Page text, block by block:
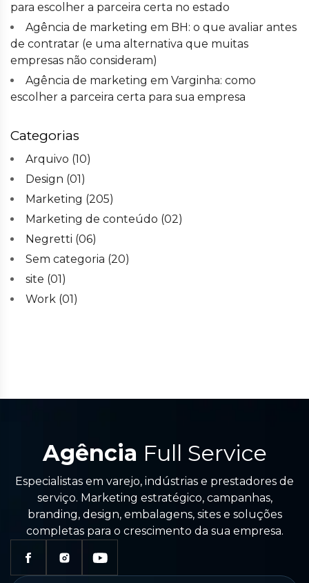
para escolher a parceira certa no estado
Agência de marketing em BH: o que avaliar antes
de contratar (e uma alternativa que muitas
empresas não consideram)
Agência de marketing em Varginha: como
escolher a parceira certa para sua empresa
Categorias
Arquivo (10)
Design (01)
Marketing (205)
Marketing de conteúdo (02)
Negretti (06)
Sem categoria (20)
site (01)
Work (01)
Agência Full Service
Especialistas em varejo, indústrias e prestadores de
serviço. Marketing estratégico, campanhas,
branding, design, embalagens, sites e soluções
completas para o crescimento da sua empresa.